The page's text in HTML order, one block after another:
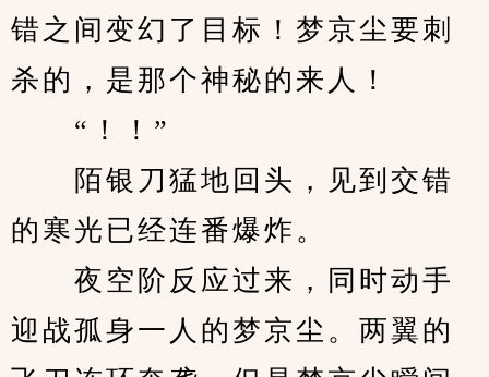
错之间变幻了目标！梦京尘要刺
杀的，是那个神秘的来人！
“！！”
陌银刀猛地回头，见到交错
的寒光已经连番爆炸。
夜空阶反应过来，同时动手
迎战孤身一人的梦京尘。两翼的